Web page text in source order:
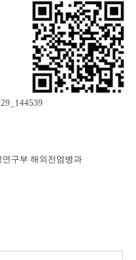
구부 해외전염병과